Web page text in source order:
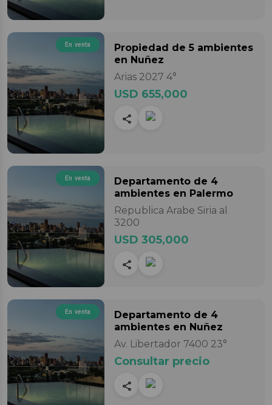
En venta Propiedad de 5 ambientes
en Nuñez
Arias 2027 4°
USD 655,000
En venta Departamento de 4
ambientes en Palermo
Republica Arabe Siria al
3200
USD 305,000
En venta Departamento de 4
ambientes en Nuñez
Av. Libertador 7400 23°
Consultar precio